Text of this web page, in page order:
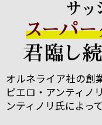
オルネライア社の創
ピエロ・アンティノ
ンティノリ氏によっ